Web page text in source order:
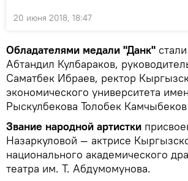
20 июня 2018, 18:47
Обладателями медали "Данк"
Абтандил Кулбараков,
Саматбек Ибраев, ректор
экономического университета
Рыскулбекова Толобек
Звание народной артистки
Назаркуловой — актрисе
национального академического
театра им. Т. Абдумомунова.